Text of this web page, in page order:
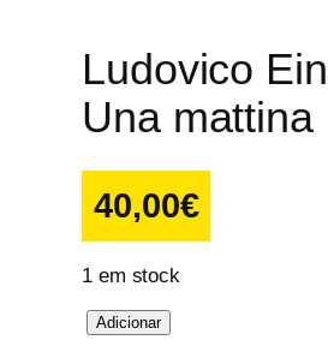
Ludovico
Una mattina
40,00€
1 em stock
QAdicionar